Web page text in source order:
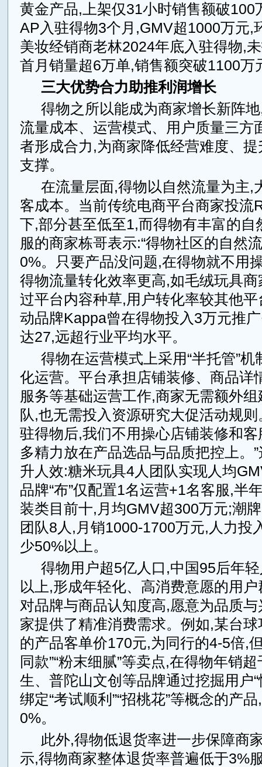
黄金产品,上架仅31小时销售额破100
AP入驻得物3个月,GMV超1000万元,
美妆经销商老林2024年底入驻得物,
首月销量超6万单,销售额突破1100万
三大优势合力助推利润增长
得物之所以能成为商家增长新阵
流量成本、运营模式、用户质量三方
者形成合力,为商家降低经营难度、
支撑。
在流量层面,得物以自然流量为主,
客成本。当前传统电商平台商家投流
下,部分甚至低至1,而得物有丰富的自
服的商家栋哥表示:“得物社区的自然
0%。只要产品没问题,在得物就不用
得物流量转化效率更高,如毛绒玩具商
过平台内容种草,用户转化率较其他
动品牌Kappa曾在得物投入3万元推
达27,远超行业平均水平。
得物在运营模式上采用“半托管”
化运营。平台承担店铺装修、商品详
服务等基础运营工作,商家无需额外
队,也无需投入资源研究大促活动规则
驻得物后,我们不用操心店铺装修和
多精力放在产品选品与品质把控上。
升人效:糖米玩具4人团队实现人均
品牌“布”仅配置1名运营+1名客服,半
装类目前十,月均GMV超300万元;潮
团队8人,月销1000-1700万元,人力投
少50%以上。
得物用户超5亿人口,中国95后年
以上,形成年轻化、高消费意愿的用
对品牌与商品认知度高,愿意为品质
家提供了精准消费需求。例如,某台
的产品客单价170元,为同行的4-5倍,
同款”“粉末细腻”等卖点,在得物年销
生、普陀山文创等品牌通过挖掘用户
绑定“考试顺利”“招桃花”等概念的产
0%。
此外,得物低退货率进一步保障商
示,得物商家整体退货率普遍低于3%